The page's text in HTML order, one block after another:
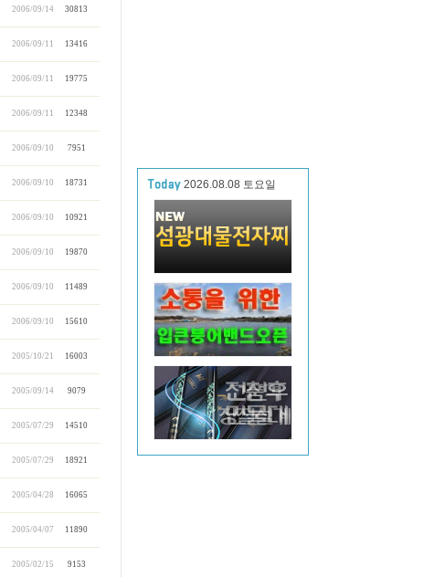
2006/09/14 30813
2006/09/11 13416
2006/09/11 19775
2006/09/11 12348
2006/09/10 7951
2006/09/10 18731
2006/09/10 10921
2006/09/10 19870
2006/09/10 11489
2006/09/10 15610
2005/10/21 16003
2005/09/14 9079
2005/07/29 14510
2005/07/29 18921
2005/04/28 16065
2005/04/07 11890
2005/02/15 9153
2026.08.08 토요일